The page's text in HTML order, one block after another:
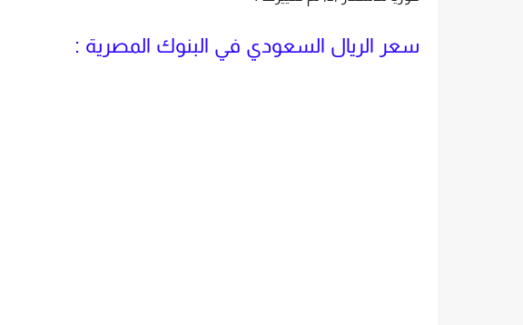
سعر الريال السعودي في البنوك المصرية :